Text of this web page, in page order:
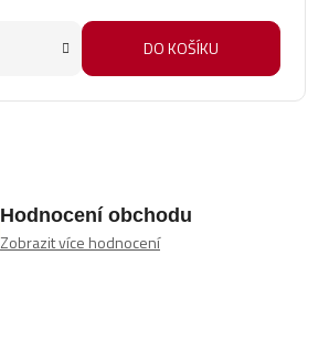
DO KOŠÍKU
Hodnocení obchodu
Zobrazit více hodnocení